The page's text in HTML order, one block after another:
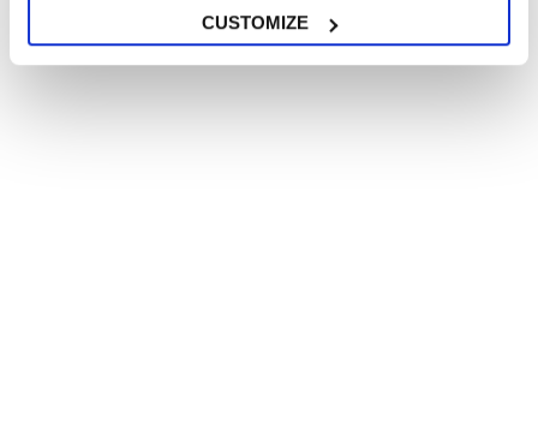
CUSTOMIZE